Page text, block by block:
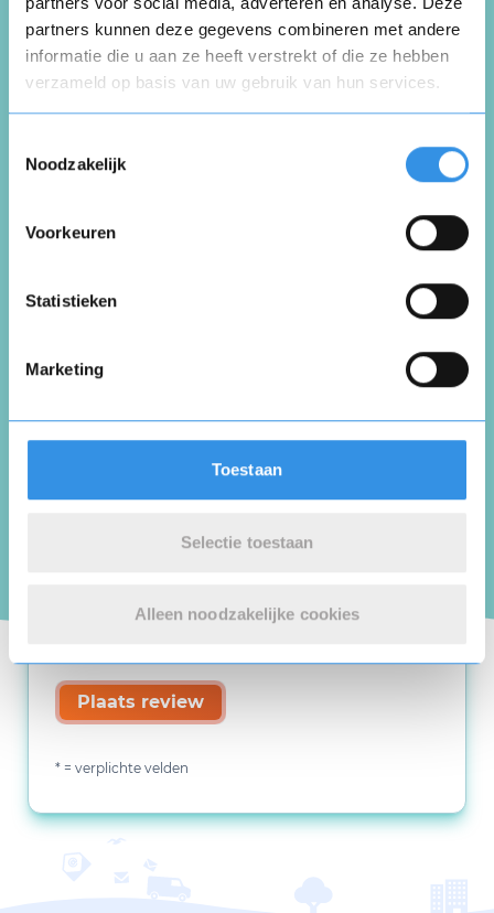
partners kunnen deze gegevens combineren met andere
informatie die u aan ze heeft verstrekt of die ze hebben
verzameld op basis van uw gebruik van hun services.
Noodzakelijk
Voorkeuren
Statistieken
Marketing
Toestaan
Selectie toestaan
Alleen noodzakelijke cookies
Beoordeel je ervaring *
Plaats review
* = verplichte velden